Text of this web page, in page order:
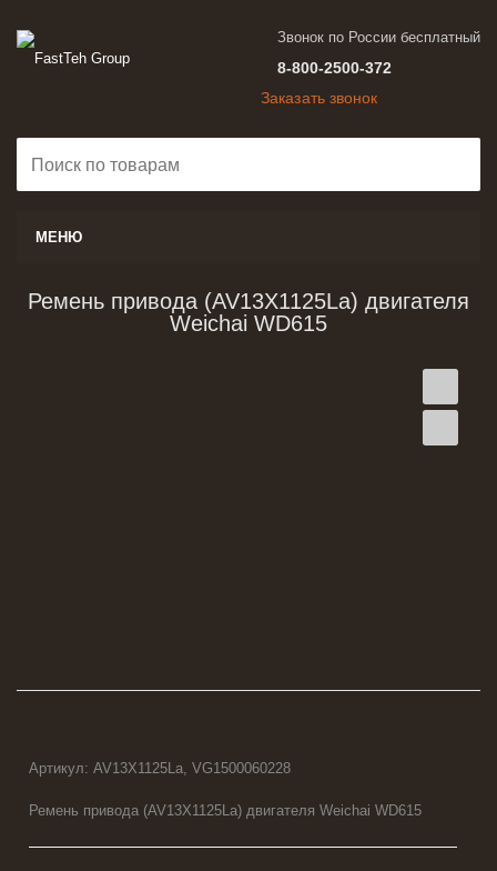
Звонок по России бесплатный
8-800-2500-372
Заказать звонок
МЕНЮ
Ремень привода (AV13X1125La) двигателя
Weichai WD615
Артикул: AV13X1125La, VG1500060228
Ремень привода (AV13X1125La) двигателя Weichai WD615